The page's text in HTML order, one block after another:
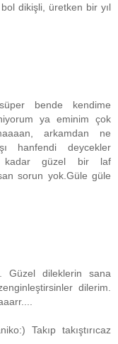
dikişli, üretken bir yıl
bende kendime
ya eminim çok
arkamdan ne
hanfendi deycekler
kadar güzel bir laf
sorun yok.Güle güle
Güzel dileklerin sana
dilerim.
Takıp takıştırıcaz